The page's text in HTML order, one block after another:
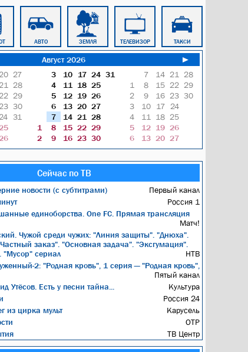
АВТО ЗЕМЛЯ ТЕЛЕВИЗОР ТАКСИ
Август 2026
►
20 27
21
28
22 29
23 30
24 31
3 10 17 24 31
4
11 18 25
5
12 19 26
6
13 20 27
7
14 21
28
1
8 15 22 29
2
9 16 23 30
7 14 21
28
1
8 15 22 29
2
9 16 23 30
3
10 17
24
4
11 18 25
5
12 19 26
6
13 20 27
Сейчас по ТВ
новости (с субтитрами) Первый канал
Россия 1
единоборства. One FC. Прямая трансляция
Матч!
Чужой среди чужих: "Линия защиты". "Днюха".
заказ". "Основная задача". "Эксгумация".
"Мусор" сериал
НТВ
2: "Родная кровь", 1 серия — "Родная кровь",
Пятый канал
Утёсов. Есть у песни тайна... Культура
Россия 24
из цирка мульт Карусель
ОТР
ТВ Центр